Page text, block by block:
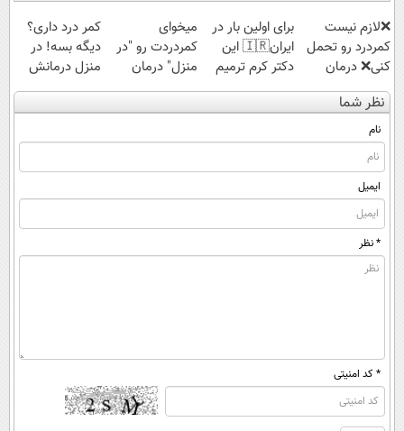
❌لازم نیست
کمردرد رو تحمل
کنی❌ درمان
بدون جراحی و
قرص
(پرسشنامه)
برای اولین بار در
ایران🇮🇷 این
دکتر کرم ترمیم
کننده 23 روزه
ساخت!
میخوای
کمردردت رو "در
منزل" درمان
کنی؟ (◂فیلم +
◂پرسش‌نامه)
کمر درد داری؟
دیگه بسه! در
منزل درمانش
کن
(◀پرسش‌نامه)
نظر شما
نام
ایمیل
* نظر
* کد امنیتی